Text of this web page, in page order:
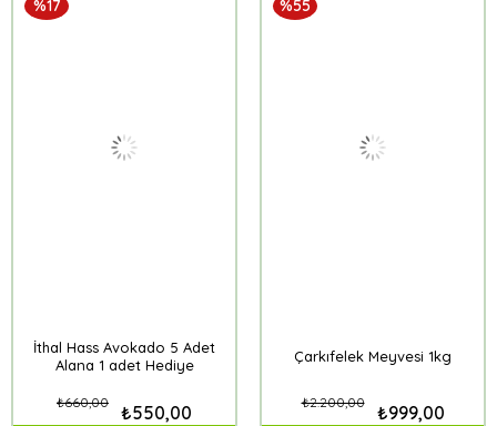
İthal Hass Avokado 5 Adet
Alana 1 adet Hediye
₺550,00
₺660,00
%17
Çarkıfelek Meyvesi 1kg
₺999,00
₺2.200,00
%55